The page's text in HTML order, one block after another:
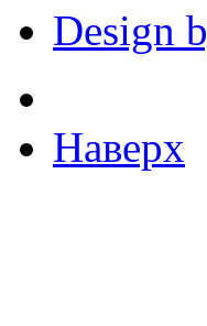
Design
Наверх